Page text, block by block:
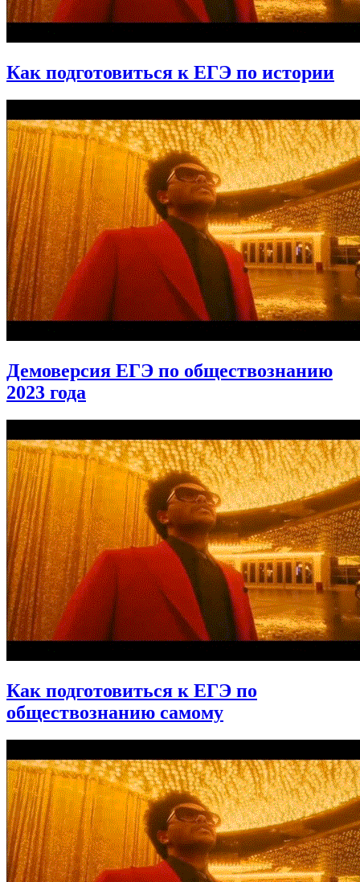
Как подготовиться к ЕГЭ по истории
Демоверсия ЕГЭ по обществознанию
2023 года
Как подготовиться к ЕГЭ по
обществознанию самому